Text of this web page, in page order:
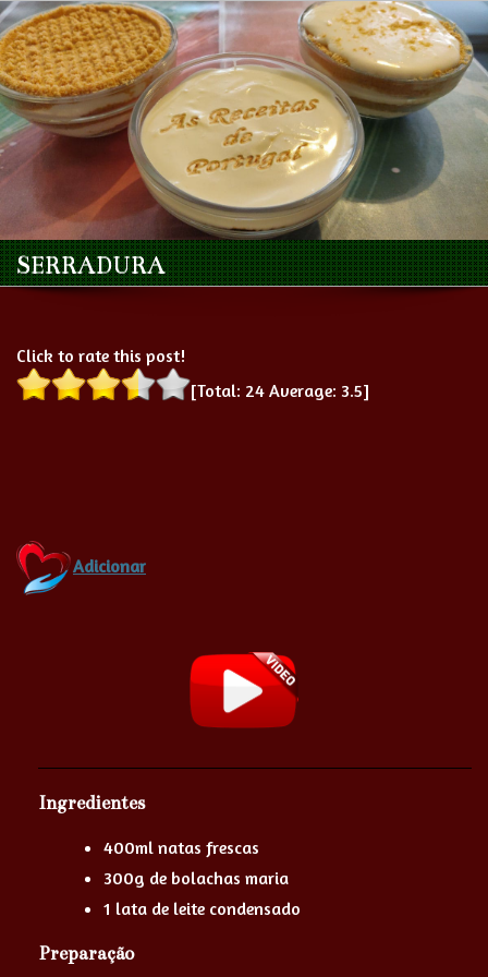
SERRADURA
Click to rate this post!
[Total: 24 Average: 3.5]
Adicionar
Ingredientes
400ml natas frescas
300g de bolachas maria
1 lata de leite condensado
Preparação